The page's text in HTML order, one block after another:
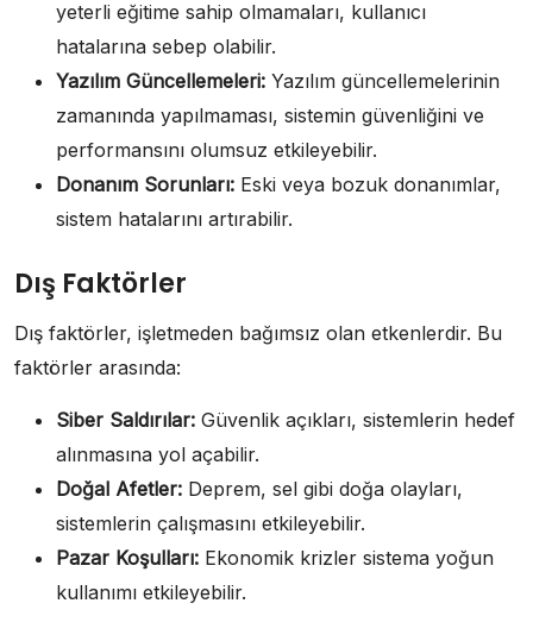
yeterli eğitime sahip olmamaları, kullanıcı
hatalarına sebep olabilir.
Yazılım Güncellemeleri: Yazılım güncellemelerinin
zamanında yapılmaması, sistemin güvenliğini ve
performansını olumsuz etkileyebilir.
Donanım Sorunları: Eski veya bozuk donanımlar,
sistem hatalarını artırabilir.
Dış Faktörler
Dış faktörler, işletmeden bağımsız olan etkenlerdir. Bu
faktörler arasında:
Siber Saldırılar: Güvenlik açıkları, sistemlerin hedef
alınmasına yol açabilir.
Doğal Afetler: Deprem, sel gibi doğa olayları,
sistemlerin çalışmasını etkileyebilir.
Pazar Koşulları: Ekonomik krizler sistema yoğun
kullanımı etkileyebilir.